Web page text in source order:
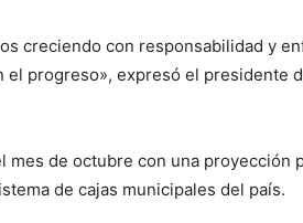
creciendo con responsabilidad y
progreso», expresó el presidente
mes de octubre con una proyección
de cajas municipales del país.